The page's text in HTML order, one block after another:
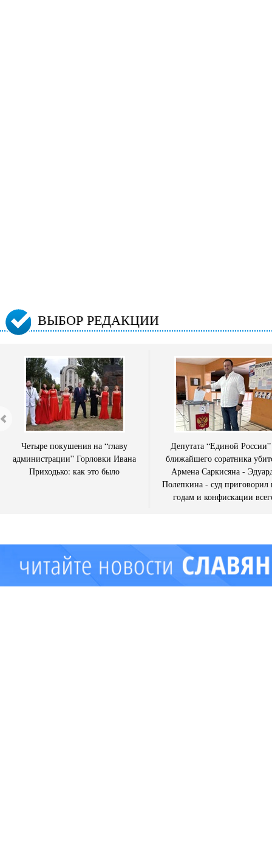
ВЫБОР РЕДАКЦИИ
Четыре покушения на “главу
администрации” Горловки Ивана
Приходько: как это было
Депутата “Единой
ближайшего соратника
Армена Саркисяна -
Полепкина - суд приговорил
годам и конфискации